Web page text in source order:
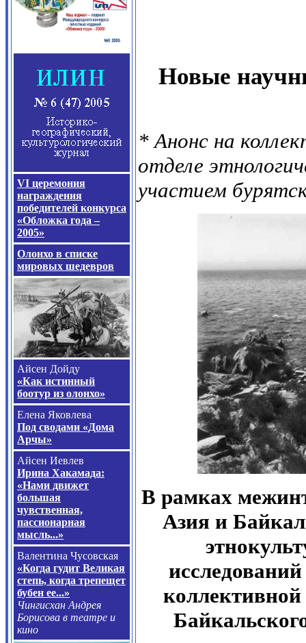
VI церемония
награждения
победителей конкурса
«Обложка года –
2005»
Олонхо в списке
мировых шедевров
Айсен Дойду
«Как истинный
боотур из олонхо»
Елена Яковлева
Под сводами «Дома
Арчы»
Айсен Иевлев
Ирина Хакамада:
«Нами движет
большая
чувственная,
пассионарная
мысль...»
Валентина Чусовская
«Когда гудит Великая
степь, когда трепещет
бубен ее...»
Чингисхан Андрея
Борисова в театре и
кино
Новые
* Анонс на
отделе
участием
В рамках
Азия и